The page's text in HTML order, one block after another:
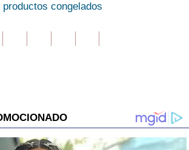
productos congelados